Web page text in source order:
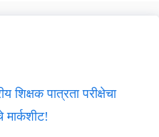
पात्रता परीक्षेचा